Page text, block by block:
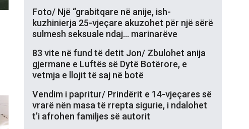
Foto/ Një “grabitqare në anije, ish-
kuzhinierja 25-vjeçare akuzohet për një sërë
sulmesh seksuale ndaj… marinarëve
83 vite në fund të detit Jon/ Zbulohet anija
gjermane e Luftës së Dytë Botërore, e
vetmja e llojit të saj në botë
Vendim i papritur/ Prindërit e 14-vjeçares së
vrarë nën masa të rrepta sigurie, i ndalohet
t’i afrohen familjes së autorit